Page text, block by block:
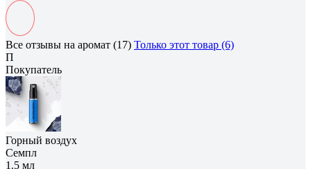
Все отзывы на аромат (17) Только этот товар (6)
П
Покупатель
Горный воздух
Семпл
1.5 мл